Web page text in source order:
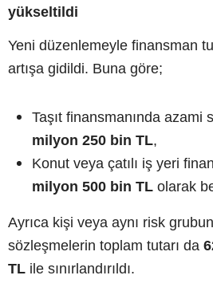
yükseltildi
Yeni düzenlemeyle finansman
artışa gidildi. Buna göre;
Taşıt finansmanında azami
milyon 250 bin TL,
Konut veya çatılı iş yeri
milyon 500 bin TL olarak
Ayrıca kişi veya aynı risk
sözleşmelerin toplam tutarı da
TL ile sınırlandırıldı.